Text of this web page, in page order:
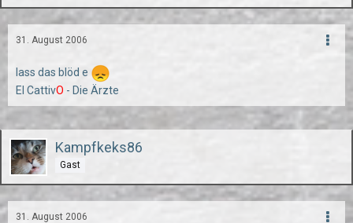
31. August 2006
lass das blöd e
El CattivO - Die Ärzte
Kampfkeks86
Gast
31. August 2006